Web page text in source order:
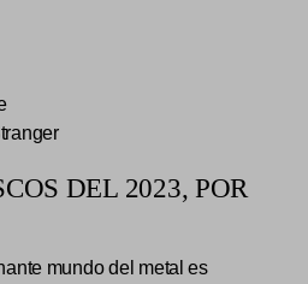
DEL 2023, POR
mundo del metal es